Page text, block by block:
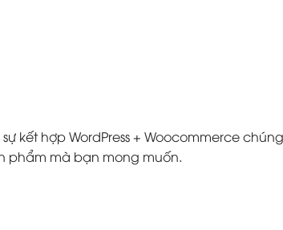
kết hợp WordPress + Woocommerce
phẩm mà bạn mong muốn.